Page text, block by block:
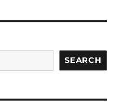
SEARCH